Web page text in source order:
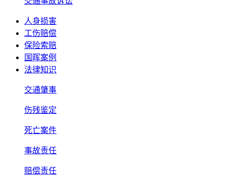
人身损害
工伤赔偿
保险索赔
国晖案例
法律知识
交通肇事
伤残鉴定
死亡案件
事故责任
赔偿责任